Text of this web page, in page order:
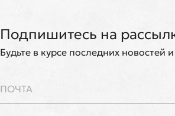
Подпишитесь на
Будьте в курсе последних новостей